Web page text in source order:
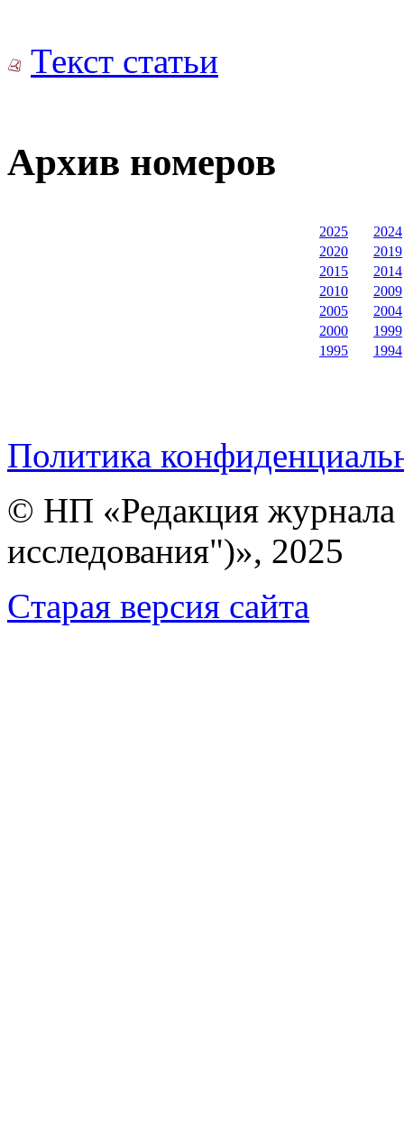
Текст статьи
Архив номеров
2025
2024
2020
2019
2015
2014
2010
2009
2005
2004
2000
1999
1995
1994
Политика
© НП «Редакция
исследования")», 2025
Cтарая версия сайта